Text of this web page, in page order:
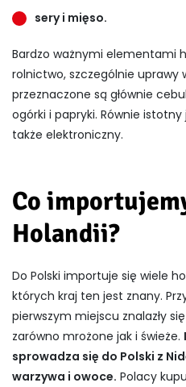
sery i mięso.
Bardzo ważnymi elementami
rolnictwo, szczególnie uprawy
przeznaczone są głównie
ogórki i papryki. Równie
także elektroniczny.
Co
Holandii?
Do Polski importuje się wiele
których kraj ten jest znany.
pierwszym miejscu znalazły
zarówno mrożone jak i świeże.
sprowadza się do Polski z
warzywa i owoce. Polacy